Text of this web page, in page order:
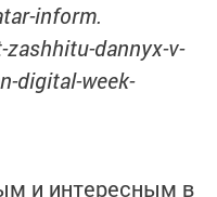
inform.
dannyx-v-
digital-week-
и интересным в